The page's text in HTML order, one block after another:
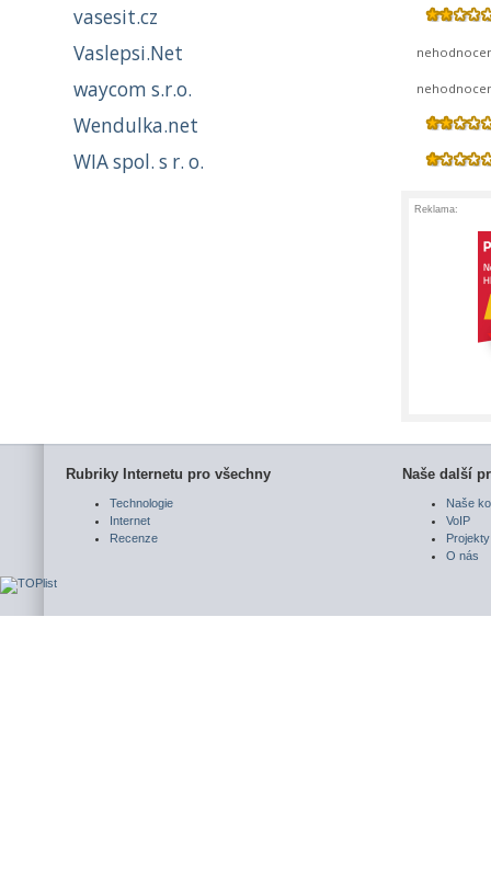
vasesit.cz
Vaslepsi.Net
waycom s.r.o.
Wendulka.net
WIA spol. s r. o.
Reklama:
Rubriky Internetu pro všechny
Technologie
Internet
Recenze
Naše další
Naše
VoIP
Projekty
O nás